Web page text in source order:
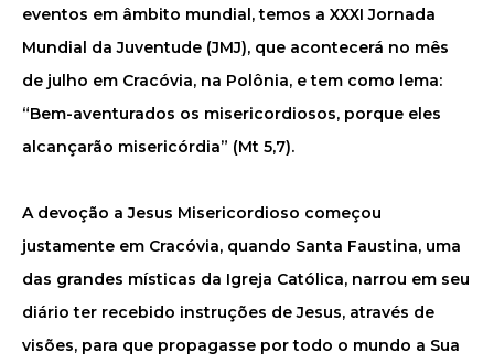
eventos em âmbito mundial, temos a XXXI Jornada
Mundial da Juventude (JMJ), que acontecerá no mês
de julho em Cracóvia, na Polônia, e tem como lema:
“Bem-aventurados os misericordiosos, porque eles
alcançarão misericórdia” (Mt 5,7).
A devoção a Jesus Misericordioso começou
justamente em Cracóvia, quando Santa Faustina, uma
das grandes místicas da Igreja Católica, narrou em seu
diário ter recebido instruções de Jesus, através de
visões, para que propagasse por todo o mundo a Sua